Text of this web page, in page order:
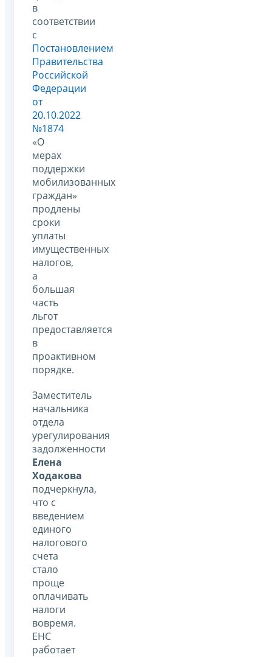
в
соответствии
с
Постановлением
Правительства
Российской
Федерации
от
20.10.2022
№1874
«О
мерах
поддержки
мобилизованных
граждан»
продлены
сроки
уплаты
имущественных
налогов,
а
большая
часть
льгот
предоставляется
в
проактивном
порядке.
Заместитель
начальника
отдела
урегулирования
задолженности
Елена
Ходакова
подчеркнула,
что с
введением
единого
налогового
счета
стало
проще
оплачивать
налоги
вовремя.
ЕНС
работает